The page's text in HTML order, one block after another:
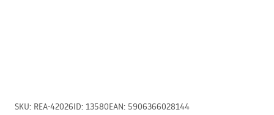
SKU: REA-42026ID: 13580EAN: 5906366028144